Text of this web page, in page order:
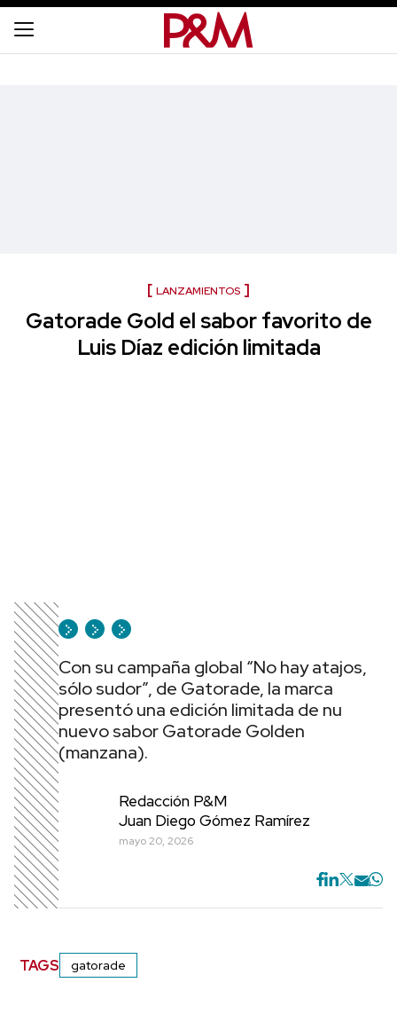
LANZAMIENTOS
Gatorade Gold el sabor favorito de
Luis Díaz edición limitada
Con su campaña global “No hay atajos,
sólo sudor”, de Gatorade, la marca
presentó una edición limitada de nu
nuevo sabor Gatorade Golden
(manzana).
Redacción P&M
Juan Diego Gómez Ramírez
mayo 20, 2026
TAGS gatorade